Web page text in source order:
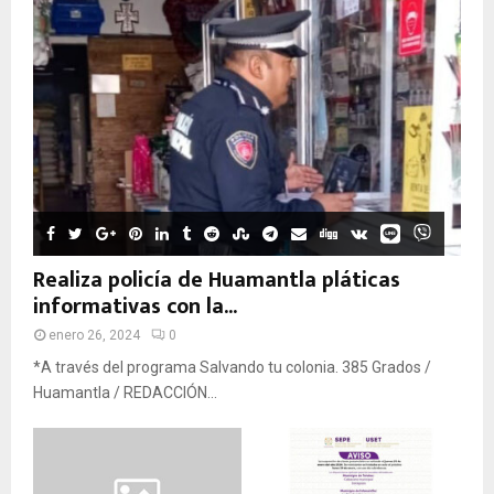
Realiza policía de Huamantla pláticas
informativas con la...
enero 26, 2024 0
*A través del programa Salvando tu colonia. 385 Grados /
Huamantla / REDACCIÓN...